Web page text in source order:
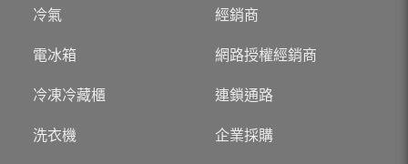
冷氣
電冰箱
冷凍冷藏櫃
洗衣機
經銷商
網路授權經銷商
連鎖通路
企業採購